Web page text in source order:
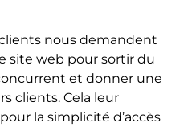
nous demandent
site web pour sortir du
et donner une
clients. Cela leur
la simplicité d’accès